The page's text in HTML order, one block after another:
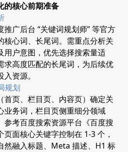
的核心前期准备
广后台 “关键词规划师” 等官方
核心词、长尾词。需重点分析关
用户意图，优先选择搜索量适
求高度匹配的长尾词，为后续优
资源。
规划
首页、栏目页、内容页）确定关
业务词，栏目页侧重细分领域
参考百度搜索资源平台《百度搜
面核心关键字控制在 1-3 个，
然融入标题、Meta 描述、H1 标